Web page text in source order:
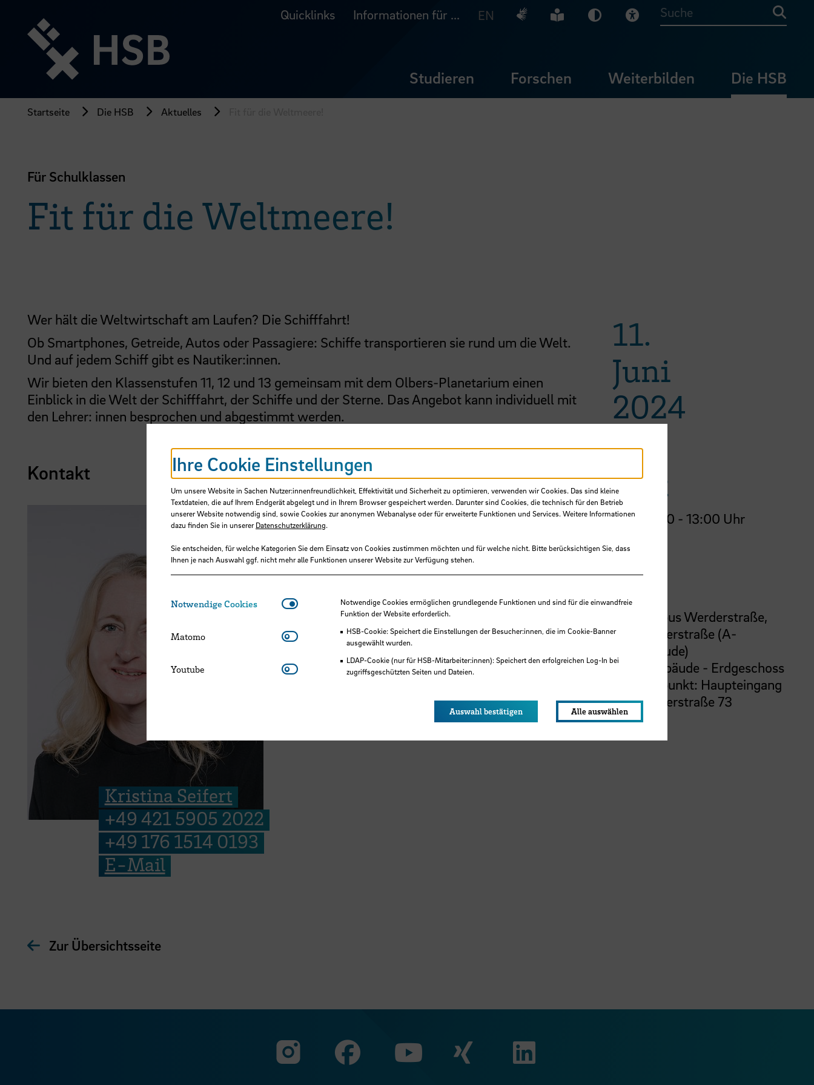
Seiteninhalt
springen
Quicklinks Informationen für ... EN Deutsche Gebärdensprache
Leichte Sprache
Dunkel-Modus
Visuelle Hilfe
Suche
Studieren Forschen Weiterbilden Die HSB
Startseite Die HSB Aktuelles
Für Schulklassen
Fit für die Weltmeere!
Wer hält die Weltwirtschaft am Laufen? Die Schifffahrt!
Ob Smartphones, Getreide, Autos oder Passagiere: Schiffe transportieren sie rund um die Welt.
Und auf jedem Schiff gibt es Nautiker:innen.
Wir bieten den Klassenstufen 11, 12 und 13 gemeinsam mit dem Olbers-Planetarium einen
Einblick in die Welt der Schifffahrt, der Schiffe und der Sterne. Das Angebot kann individuell mit
den Lehrer: innen besprochen und abgestimmt werden.
Kontakt
Kristina Seifert
+49 421 5905 2022
+49 176 1514 0193
E-Mail
11.
Juni
2024
Zeit
08:30 - 13:00 Uhr
Ort
Campus Werderstraße,
Werderstraße (A-
Gebäude)
A-Gebäude - Erdgeschoss
Treffpunkt: Haupteingang
Werderstraße 73
Zur Übersichtsseite
Zu unserer Facebook Seite
Zu unserer Xing Seite
Zu unserer LinkedIn Seite
Ihre Cookie Einstellungen
Um unsere Website in Sachen Nutzer:innenfreundlichkeit, Effektivität und Sicherheit zu optimieren, verwenden wir Cookies. Das sind kleine
Textdateien, die auf Ihrem Endgerät abgelegt und in Ihrem Browser gespeichert werden. Darunter sind Cookies, die technisch für den Betrieb
unserer Website notwendig sind, sowie Cookies zur anonymen Webanalyse oder für erweiterte Funktionen und Services. Weitere Informationen
dazu finden Sie in unsererDatenschutzerklärung.
Sie entscheiden, für welche Kategorien Sie dem Einsatz von Cookies zustimmen möchten und für welche nicht. Bitte berücksichtigen Sie, dass
Ihnen je nach Auswahl ggf. nicht mehr alle Funktionen unserer Website zur Verfügung stehen.
Notwendige Cookies Notwendige CookiesNotwendige Cookies ermöglichen grundlegende Funktionen und sind für die einwandfreie
Funktion der Website erforderlich.
HSB-Cookie: Speichert die Einstellungen der Besucher:innen, die im Cookie-Banner
ausgewählt wurden.
LDAP-Cookie (nur für HSB-Mitarbeiter:innen): Speichert den erfolgreichen Log-In bei
zugriffsgeschützten Seiten und Dateien.
Matomo Matomo
Youtube Youtube
Auswahl bestätigen Alle auswählen